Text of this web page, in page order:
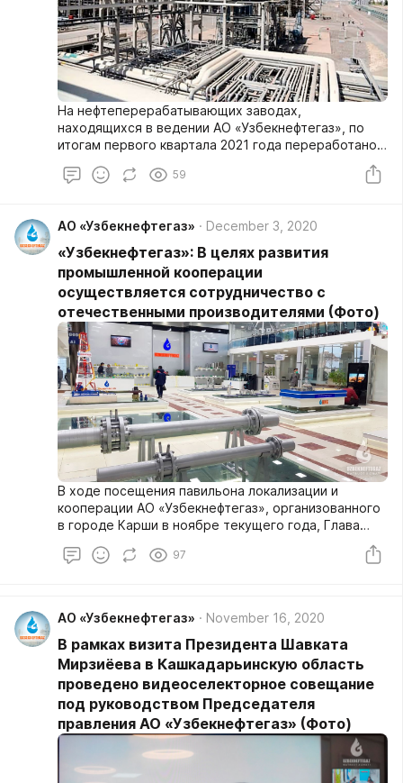
На нефтеперерабатывающих заводах,
находящихся в ведении АО «Узбекнефтегаз», по
итогам первого квартала 2021 года переработано
выполнен на 122,0 процента.
59
АО «Узбекнефтегаз» December 3, 2020
«Узбекнефтегаз»: В целях развития
промышленной кооперации
осуществляется сотрудничество с
отечественными производителями (Фото)
В ходе посещения павильона локализации и
кооперации АО «Узбекнефтегаз», организованного
в городе Карши в ноябре текущего года, Глава
ускорению кооперационных связей в сети и
97
АО «Узбекнефтегаз» November 16, 2020
В рамках визита Президента Шавката
Мирзиёева в Кашкадарьинскую область
проведено видеоселекторное совещание
под руководством Председателя
правления АО «Узбекнефтегаз» (Фото)